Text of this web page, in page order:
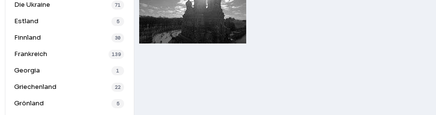
Die Ukraine 71
Estland 5
Finnland 30
Frankreich 139
Georgia 1
Griechenland 22
Grönland 5